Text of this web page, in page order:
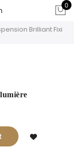
0
Brilliant Fixi